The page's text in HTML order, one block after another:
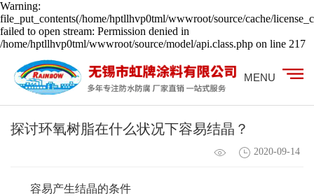
Warning:
file_put_contents(/home/hptllhvp0tml/wwwroot/source/cache/
failed to open stream: Permission denied in
/home/hptllhvp0tml/wwwroot/source/model/api.class.php on line 217
MENU
探讨环氧树脂在什么状况下容易结晶？
2020-09-14
容易产生结晶的条件